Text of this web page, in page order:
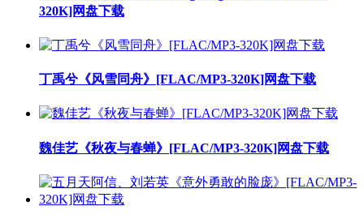
320K]网盘下载
丁禹兮《风雪同舟》[FLAC/MP3-320K]网盘下载
魏佳艺《秋夜与春蝉》[FLAC/MP3-320K]网盘下载